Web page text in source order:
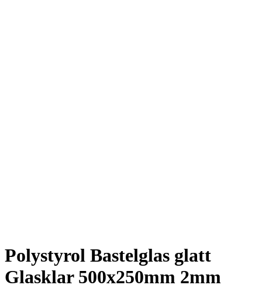
Polystyrol Bastelglas glatt
Glasklar 500x250mm 2mm